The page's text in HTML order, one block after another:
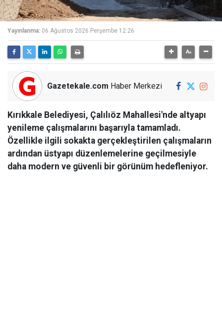
Yayınlanma: 06 Ağustos 2026 Perşembe 12:26
Gazetekale.com Haber Merkezi
Kırıkkale Belediyesi, Çalılıöz Mahallesi'nde altyapı
yenileme çalışmalarını başarıyla tamamladı.
Özellikle ilgili sokakta gerçekleştirilen çalışmaların
ardından üstyapı düzenlemelerine geçilmesiyle
daha modern ve güvenli bir görünüm hedefleniyor.